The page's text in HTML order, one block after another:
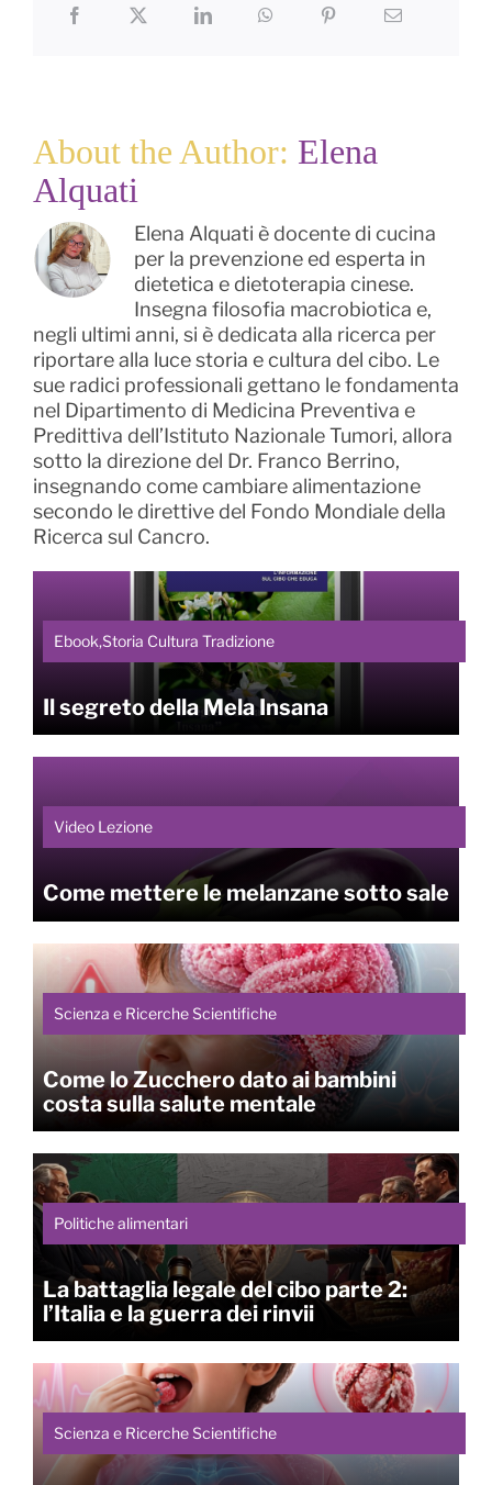
About the Author: Elena
Alquati
Elena Alquati è docente di cucina
per la prevenzione ed esperta in
dietetica e dietoterapia cinese.
Insegna filosofia macrobiotica e,
negli ultimi anni, si è dedicata alla ricerca per
riportare alla luce storia e cultura del cibo. Le
sue radici professionali gettano le fondamenta
nel Dipartimento di Medicina Preventiva e
Predittiva dell’Istituto Nazionale Tumori, allora
sotto la direzione del Dr. Franco Berrino,
insegnando come cambiare alimentazione
secondo le direttive del Fondo Mondiale della
Ricerca sul Cancro.
Ebook,Storia Cultura Tradizione
Il segreto della Mela Insana
Video Lezione
Come mettere le melanzane sotto sale
Scienza e Ricerche Scientifiche
Come lo Zucchero dato ai bambini
costa sulla salute mentale
Politiche alimentari
La battaglia legale del cibo parte 2:
l’Italia e la guerra dei rinvii
Scienza e Ricerche Scientifiche